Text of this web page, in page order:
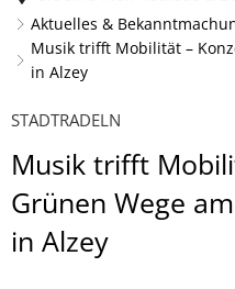
Aktuelles &
Musik trifft Mobilität –
in Alzey
STADTRADELN
Musik trifft
Grünen Wege
in Alzey